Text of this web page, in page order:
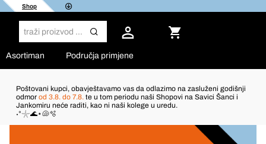
Shop
Asortiman Područja primjene
Poštovani kupci, obavještavamo vas da odlazimo na zasluženi godišnji
odmor od 3.8. do 7.8. te u tom periodu naši Shopovi na Savici Šanci i
Jankomiru neće raditi, kao ni naši kolege u uredu.
˖°𓇼🌊⋆🐚🫧
Filter